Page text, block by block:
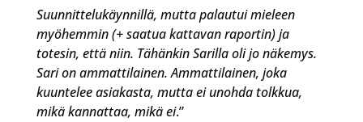
Suunnittelukäynnillä, mutta palautui mieleen
myöhemmin (+ saatua kattavan raportin) ja
totesin, että niin. Tähänkin Sarilla oli jo näkemys.
Sari on ammattilainen. Ammattilainen, joka
kuuntelee asiakasta, mutta ei unohda tolkkua,
mikä kannattaa, mikä ei.”